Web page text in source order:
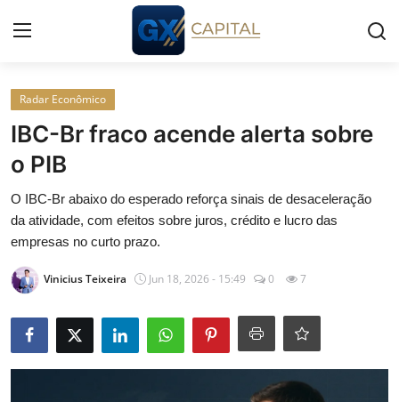
Entrar
Cursos
Simuladores
Wealth
Histórias
Contato
Radar Econômico
IBC-Br fraco acende alerta sobre
o PIB
O IBC-Br abaixo do esperado reforça sinais de desaceleração
da atividade, com efeitos sobre juros, crédito e lucro das
empresas no curto prazo.
Vinicius Teixeira Jun 18, 2026 - 15:49 0 7